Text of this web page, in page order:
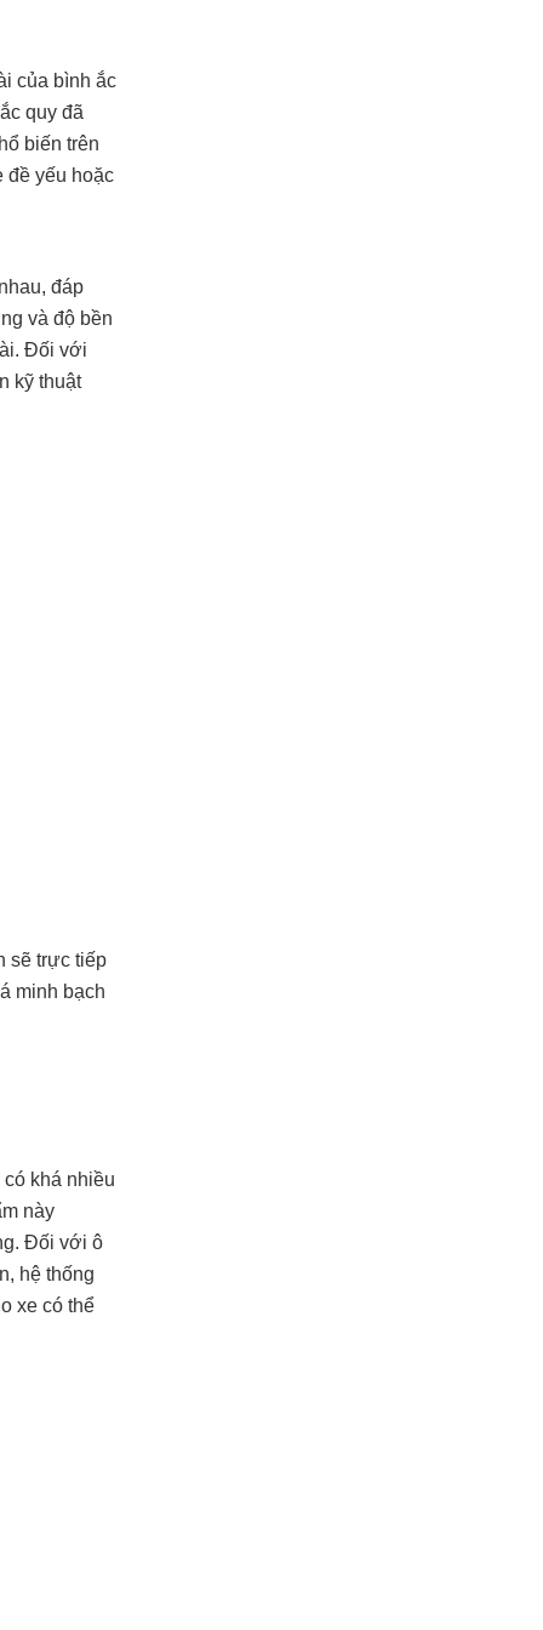
của bình ắc
quy đã
biến trên
đề yếu hoặc
đáp
và độ bền
Đối với
kỹ thuật
sẽ trực tiếp
minh bạch
khá nhiều
này
Đối với ô
hệ thống
xe có thể